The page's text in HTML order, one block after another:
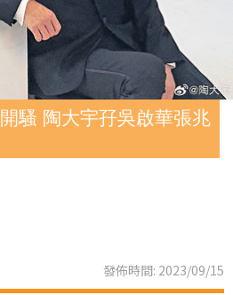
騷 陶大宇孖吳啟華張兆
發佈時間: 2023/09/15